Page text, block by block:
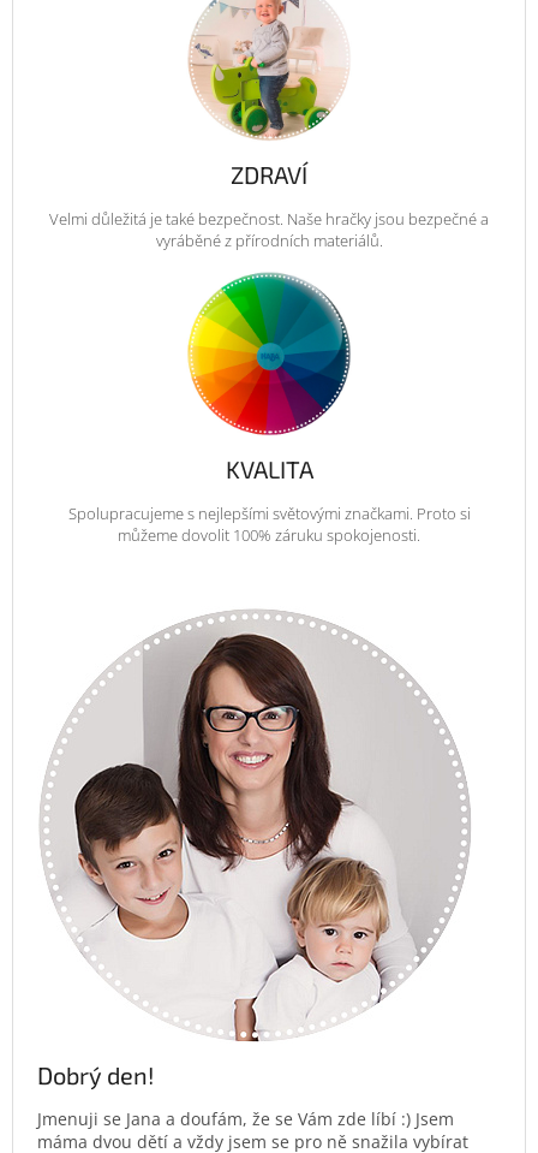
ZDRAVÍ
Velmi důležitá je také bezpečnost. Naše hračky jsou bezpečné a
vyráběné z přírodních materiálů.
KVALITA
Spolupracujeme s nejlepšími světovými značkami. Proto si
můžeme dovolit 100% záruku spokojenosti.
Dobrý den!
Jmenuji se Jana a doufám, že se Vám zde líbí :) Jsem
máma dvou dětí a vždy jsem se pro ně snažila vybírat